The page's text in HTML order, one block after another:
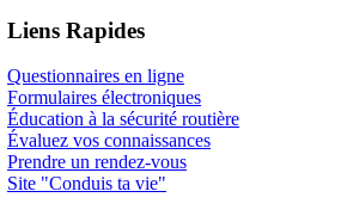
Liens Rapides
Questionnaires en ligne
Formulaires électroniques
Éducation à la sécurité routière
Évaluez vos connaissances
Prendre un rendez-vous
Site "Conduis ta vie"